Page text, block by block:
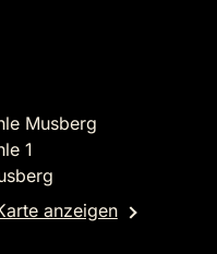
Musberg
1
anzeigen